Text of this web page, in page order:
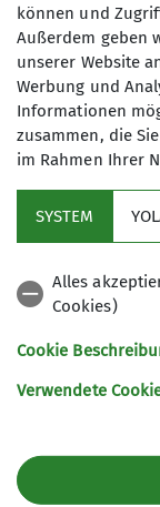
Stein
Referat Natur-
Sektion
Deutscher
Harbigweg 20
können und
Außerdem geben
unserer Website
Werbung und
Informationen
zusammen, die
im Rahmen Ihrer
SYSTEM
Alles
Cookies)
Cookie
Verwendete